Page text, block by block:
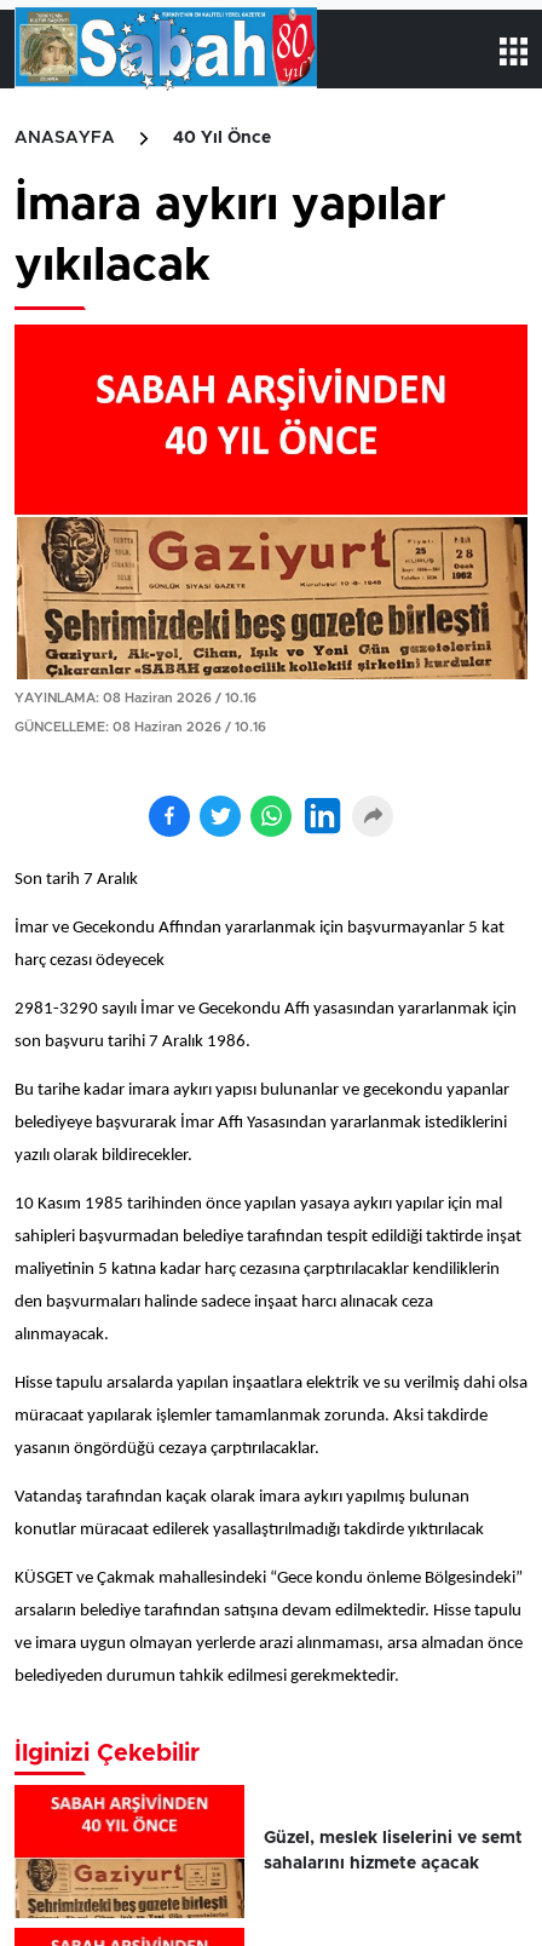
ANASAYFA 40 Yıl Önce
İmara aykırı yapılar
yıkılacak
YAYINLAMA: 08 Haziran 2026 / 10.16
GÜNCELLEME: 08 Haziran 2026 / 10.16
Son tarih 7 Aralık
İmar ve Gecekondu Affından yararlanmak için başvurmayanlar 5 kat
harç cezası ödeyecek
2981-3290 sayılı İmar ve Gecekondu Affı yasasından yararlanmak için
son başvuru tarihi 7 Aralık 1986.
Bu tarihe kadar imara aykırı yapısı bulunanlar ve gecekondu yapanlar
belediyeye başvurarak İmar Affı Yasasından yararlanmak istediklerini
yazılı olarak bildirecekler.
10 Kasım 1985 tarihinden önce yapılan yasaya aykırı yapılar için mal
sahipleri başvurmadan belediye tarafından tespit edildiği taktirde inşat
maliyetinin 5 katına kadar harç cezasına çarptırılacaklar kendiliklerin
den başvurmaları halinde sadece inşaat harcı alınacak ceza
alınmayacak.
Hisse tapulu arsalarda yapılan inşaatlara elektrik ve su verilmiş dahi olsa
müracaat yapılarak işlemler tamamlanmak zorunda. Aksi takdirde
yasanın öngördüğü cezaya çarptırılacaklar.
Vatandaş tarafından kaçak olarak imara aykırı yapılmış bulunan
konutlar müracaat edilerek yasallaştırılmadığı takdirde yıktırılacak
KÜSGET ve Çakmak mahallesindeki “Gece kondu önleme Bölgesindeki”
arsaların belediye tarafından satışına devam edilmektedir. Hisse tapulu
ve imara uygun olmayan yerlerde arazi alınmaması, arsa almadan önce
belediyeden durumun tahkik edilmesi gerekmektedir.
İlginizi Çekebilir
Güzel, meslek liselerini ve semt
sahalarını hizmete açacak